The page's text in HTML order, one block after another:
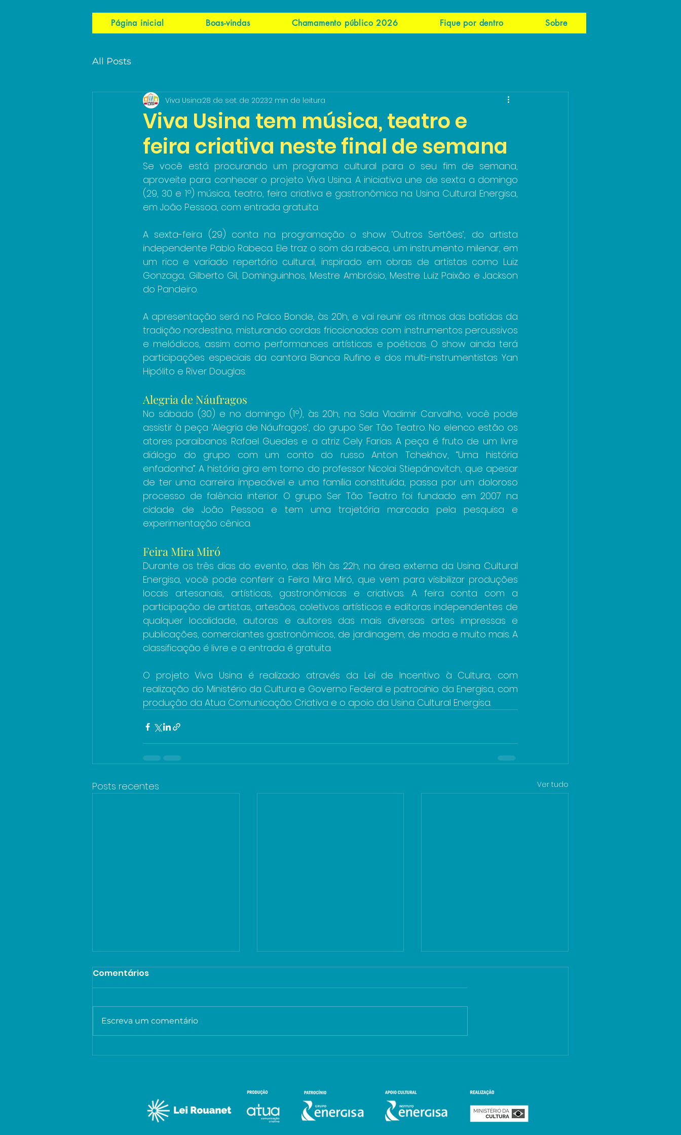
Página inicial Boas-vindas Chamamento público 2026 Fique por dentro Sobre
All Posts
Viva Usina tem música, teatro e
feira criativa neste final de semana
Viva Usina28 de set. de 20232 min de leitura
Se você está procurando um programa cultural para o seu fim de semana,
aproveite para conhecer o projeto Viva Usina. A iniciativa une de sexta a domingo
(29, 30 e 1º) música, teatro, feira criativa e gastronômica na Usina Cultural Energisa,
em João Pessoa, com entrada gratuita.
A sexta-feira (29) conta na programação o show ‘Outros Sertões’, do artista
independente Pablo Rabeca. Ele traz o som da rabeca, um instrumento milenar, em
um rico e variado repertório cultural, inspirado em obras de artistas como Luiz
Gonzaga, Gilberto Gil, Dominguinhos, Mestre Ambrósio, Mestre Luiz Paixão e Jackson
do Pandeiro.
A apresentação será no Palco Bonde, às 20h, e vai reunir os ritmos das batidas da
tradição nordestina, misturando cordas friccionadas com instrumentos percussivos
e melódicos, assim como performances artísticas e poéticas. O show ainda terá
participações especiais da cantora Bianca Rufino e dos multi-instrumentistas Yan
Hipólito e River Douglas.
Alegria de Náufragos
No sábado (30) e no domingo (1º), às 20h, na Sala Vladimir Carvalho, você pode
assistir à peça ‘Alegria de Náufragos’, do grupo Ser Tão Teatro. No elenco estão os
atores paraibanos Rafael Guedes e a atriz Cely Farias. A peça é fruto de um livre
diálogo do grupo com um conto do russo Anton Tchekhov, “Uma história
enfadonha”. A história gira em torno do professor Nicolai Stiepánovitch, que apesar
de ter uma carreira impecável e uma família constituída, passa por um doloroso
processo de falência interior. O grupo Ser Tão Teatro foi fundado em 2007 na
cidade de João Pessoa e tem uma trajetória marcada pela pesquisa e
experimentação cênica.
Feira Mira Miró
Durante os três dias do evento, das 16h às 22h, na área externa da Usina Cultural
Energisa, você pode conferir a Feira Mira Miró, que vem para visibilizar produções
locais artesanais, artísticas, gastronômicas e criativas. A feira conta com a
participação de artistas, artesãos, coletivos artísticos e editoras independentes de
qualquer localidade, autoras e autores das mais diversas artes impressas e
publicações, comerciantes gastronômicos, de jardinagem, de moda e muito mais. A
classificação é livre e a entrada é gratuita.
O projeto Viva Usina é realizado através da Lei de Incentivo à Cultura, com
realização do Ministério da Cultura e Governo Federal e patrocínio da Energisa, com
produção da Atua Comunicação Criativa e o apoio da Usina Cultural Energisa.
Posts recentes Ver tudo
Viva Usina divulga
Viva Usina promove em
cinema, literatura e feira
de vinil
João Pessoa: Viva Usina
de vinil durante mês de
junho
Comentários
Escreva um comentário